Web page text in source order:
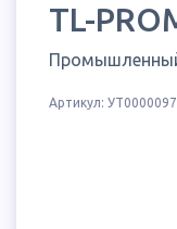
TL-
Артикул: